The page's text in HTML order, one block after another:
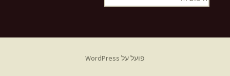
פועל על WordPress